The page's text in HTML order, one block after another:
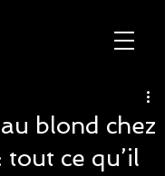
blond chez
ce qu’il